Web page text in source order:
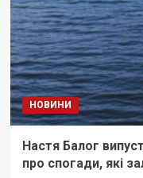
НОВИНИ
Настя Балог
про спогади, які